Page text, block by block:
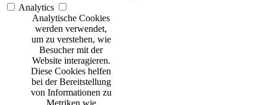
Analytics
Analytische Cookies
werden verwendet,
um zu verstehen, wie
Besucher mit der
Website interagieren.
Diese Cookies helfen
bei der Bereitstellung
von Informationen zu
Metriken wie